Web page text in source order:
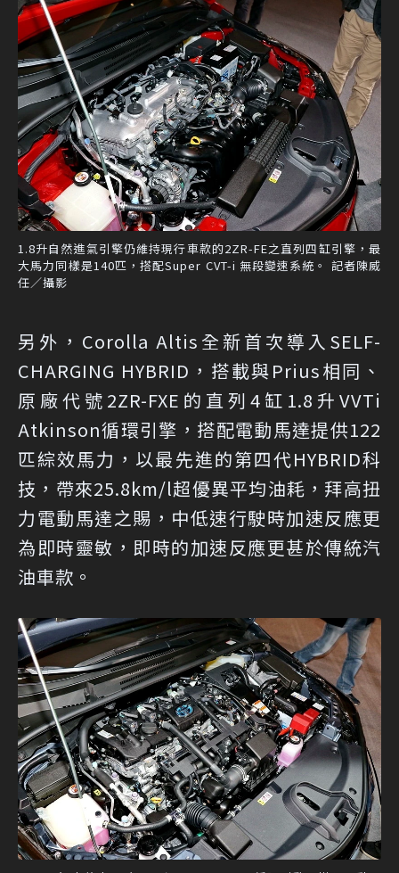
1.8升自然進氣引擎仍維持現行車款的2ZR-FE之直列四缸引擎，最
大馬力同樣是140匹，搭配Super CVT-i 無段變速系統。 記者陳威
任／攝影
另外，Corolla Altis全新首次導入SELF-
CHARGING HYBRID，搭載與Prius相同、
原廠代號2ZR-FXE的直列4缸1.8升VVTi
Atkinson循環引擎，搭配電動馬達提供122
匹綜效馬力，以最先進的第四代HYBRID科
技，帶來25.8km/l超優異平均油耗，拜高扭
力電動馬達之賜，中低速行駛時加速反應更
為即時靈敏，即時的加速反應更甚於傳統汽
油車款。